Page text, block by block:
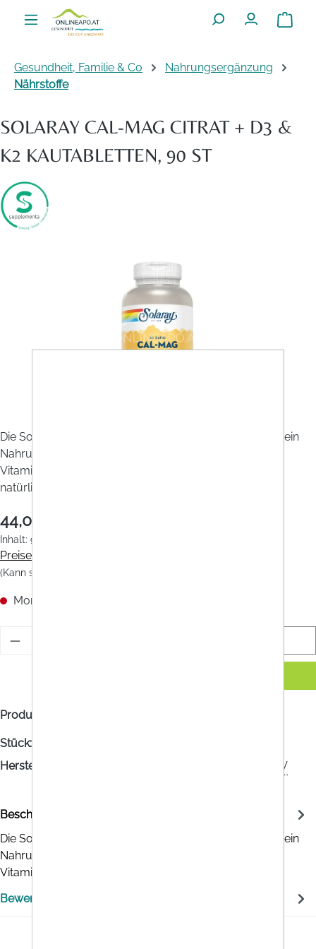
Zum Hauptinhalt springen
Gesundheit, Familie & Co
Nahrungsergänzung
Nährstoffe
SOLARAY CAL-MAG CITRAT + D3 &
K2 KAUTABLETTEN, 90 ST
Bildergalerie überspringen
Die Solaray Cal-Mag Citrat + D3 & K2 Kautabletten sind ein
Nahrungsergänzungsmittel mit Calcium, Magnesium,
Vitamin D3 und Vitamin K2 - mit Süßungsmitteln und
natürlichem Orangen-Geschmack.
44,05 €
Inhalt: 90 Stück
Preise inkl. MwSt. zzgl. Versandkosten
(Kann sich je nach Land ändern)
Momentan nicht verfügbar
Produktnummer:
Stück:
Hersteller/Vertrieb:
SUPPLEMENTA CORPORATION B.V
Beschreibung
Die Solaray Cal-Mag Citrat + D3 & K2 Kautabletten sind ein
Nahrungsergänzungsmittel mit Calcium, Magnesium,
Vitamin D3 u…
Bewertungen